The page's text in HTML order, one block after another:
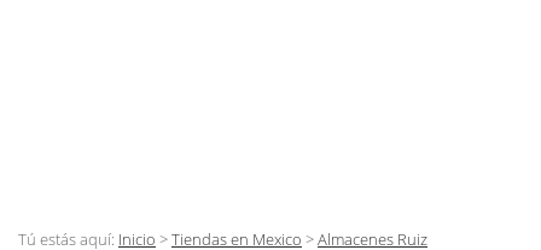
Tú estás aquí: Inicio >Tiendas en Mexico >Almacenes Ruiz